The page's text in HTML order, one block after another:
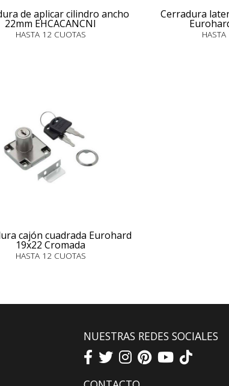
de aplicar cilindro ancho
22mm EHCACANCNI
HASTA 12 CUOTAS
Cerradura
cajón cuadrada Eurohard
19x22 Cromada
HASTA 12 CUOTAS
NUESTRAS REDES SOCIALES